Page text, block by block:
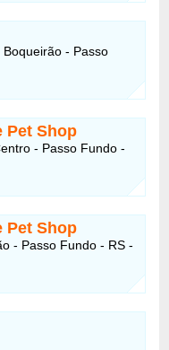
- Passo
Pet Shop
- Passo Fundo -
Pet Shop
- Passo Fundo - RS -